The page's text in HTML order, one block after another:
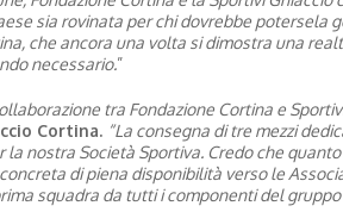
sia rovinata per chi dovrebbe potersela
che ancora una volta si dimostra una
necessario.”
tra Fondazione Cortina e
Cortina. “La consegna di tre mezzi
nostra Società Sportiva. Credo che
di piena disponibilità verso le
squadra da tutti i componenti del